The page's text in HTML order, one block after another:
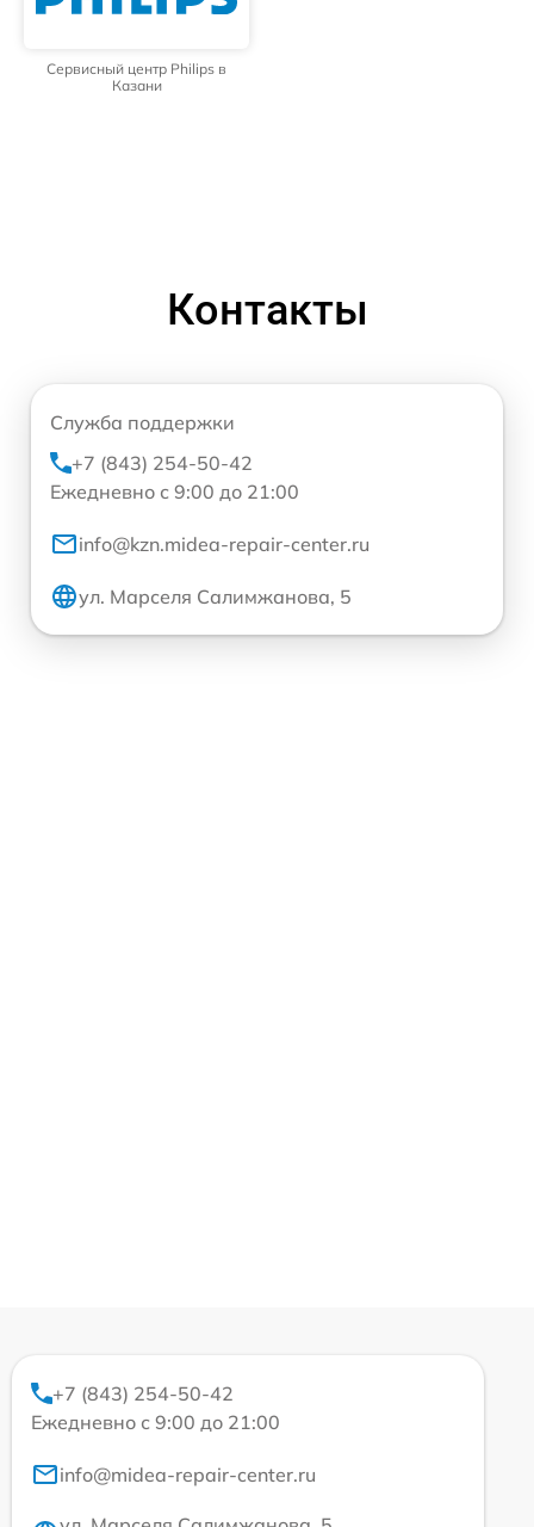
Сервисный центр Philips в
Казани
Контакты
Служба поддержки
+7 (843) 254-50-42
Ежедневно с 9:00 до 21:00
info@kzn.midea-repair-center.ru
ул. Марселя Салимжанова, 5
+7 (843) 254-50-42
Ежедневно с 9:00 до 21:00
info@midea-repair-center.ru